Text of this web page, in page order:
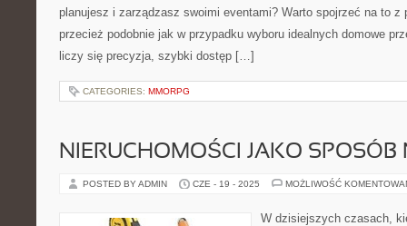
planujesz i zarządzasz swoimi eventami? Warto spojrzeć na to z
przecież podobnie jak w przypadku wyboru idealnych domowe
liczy się precyzja, szybki dostęp […]
CATEGORIES: MMORPG
NIERUCHOMOŚCI JAKO SPOSÓB
POSTED BY ADMIN CZE - 19 - 2025 MOŻLIWOŚĆ
W dzisiejszych czasach,